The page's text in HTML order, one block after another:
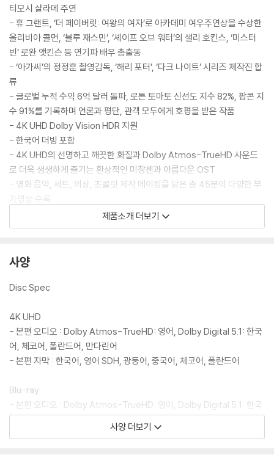
티모시 샬라메 주연
- 휴 그랜트, ‘더 페이버릿: 여왕의 여자’로 아카데미 여우주연상을 수상한
올리비아 콜먼, ‘블루 재스민’, ‘셰이프 오브 워터’의 샐리 호킨스, ‘미스터
빈’ 로완 앳킨슨 등 연기파 배우 총출동
- ‘아가씨’의 정정훈 촬영감독, ‘해리 포터’, ‘다크 나이트’ 시리즈 제작진 합
류
- 글로벌 누적 수익 6억 달러 돌파, 로튼 토마토 신선도 지수 82%, 팝콘 지
수 91%를 기록하며 언론과 평단, 관객 모두에게 호평을 받은 작품
- 4K UHD Dolby Vision HDR 지원
- 한국어 더빙 포함
- 4K UHD의 선명하고 깨끗한 화질과 Dolby Atmos-TrueHD 사운드
로 더욱 생생하게 즐기는 환상적인 미장센과 아름다운 OST
- 영화 음악, 세트, 의상, 초콜릿 제작 메이킹을 담은 총 45분의 다양한 부
가영상 수록
DVD/ Blu-ray 구매시 참고 사항 안내드립니다.
※ 4K블루레이, 3D 블루레이 재생 관련 안내
1) 4K UHD 디스크는 대용량의 데이터 전송이 필요하므로 4K전용 플레
이어를 사용하셔야 합니다. 더불어 플레이어 소프트웨어 최신 버전의 업데
2) 3D 블루레이는 전용 플레이어와 3D 지원 TV를 통해서만 재생 가능합
니다.
※ 아웃케이스/구성품/포장 상태
발생할 수 있습니다. 반품을 원하실 경우 미개봉 상태로 문의 부탁드립니
다.
2) 스틸북 케이스 제작 과정에서 기포 혹은 경미한 인쇄 오류가 발생할 수
제품소개 더보기
사양
Disc Spec
4K UHD
- 본편 오디오 : Dolby Atmos-TrueHD: 영어, Dolby Digital 5.1: 한국
어, 체코어, 폴란드어, 만다린어
- 본편 자막 : 한국어, 영어 SDH, 광둥어, 중국어, 체코어, 폴란드어
Blu-ray
- 본편 오디오 : Dolby Atmos-TrueHD: 영어, Dolby Digital 5.1: 한국
어, 만다린어, 체코어, 슬로바키아어, 폴란드어
- 본편 자막 : 한국어, 영어 SDH, 슬로바키아어, 광둥어, 중국어, 폴란드
사양 더보기